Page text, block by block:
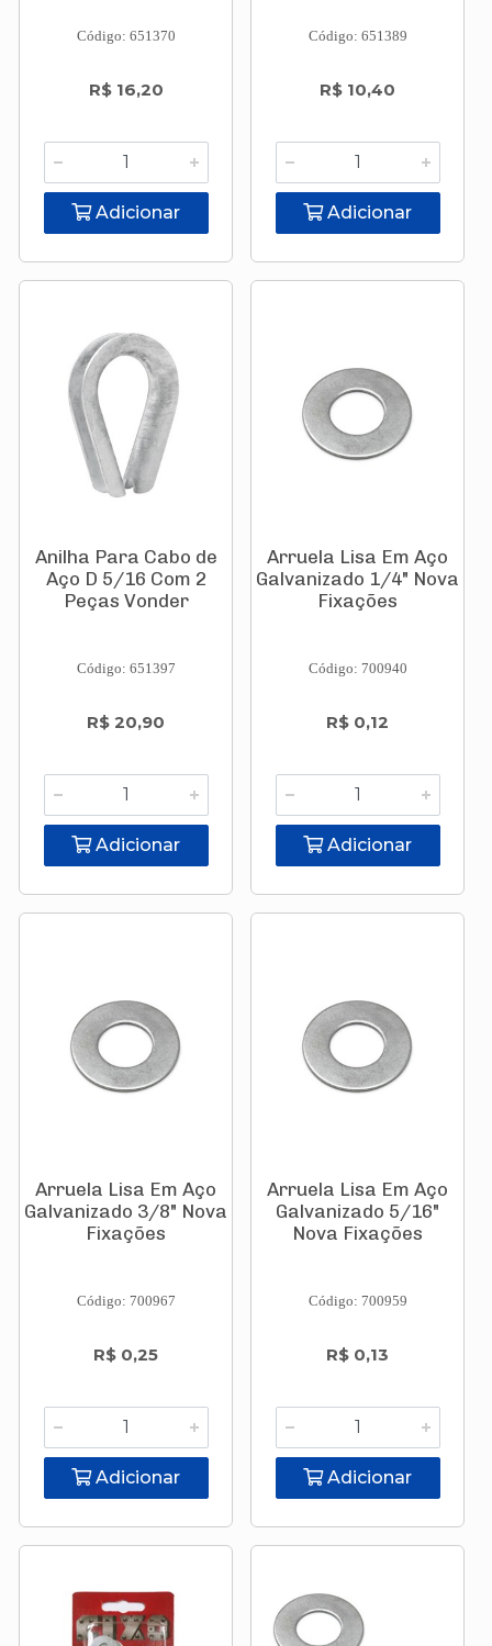
Código: 651370
R$ 16,20
Adicionar
Código: 651389
R$ 10,40
Adicionar
Anilha Para Cabo de
Aço D 5/16 Com 2
Peças Vonder
Código: 651397
R$ 20,90
Adicionar
Arruela Lisa Em Aço
Galvanizado 1/4" Nova
Fixações
Código: 700940
R$ 0,12
Adicionar
Arruela Lisa Em Aço
Galvanizado 3/8" Nova
Fixações
Código: 700967
R$ 0,25
Adicionar
Arruela Lisa Em Aço
Galvanizado 5/16"
Nova Fixações
Código: 700959
R$ 0,13
Adicionar